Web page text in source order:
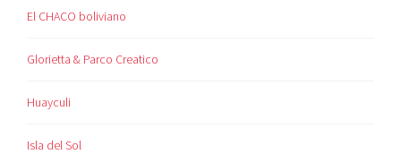
El CHACO boliviano
Glorietta & Parco Creatico
Huayculi
Isla del Sol